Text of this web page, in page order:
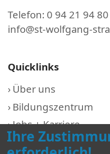
Telefon: 0 94 21 94 80
info@st-wolfgang-
Quicklinks
Über uns
Bildungszentrum
Jobs + Karriere
aktuell
Ihre